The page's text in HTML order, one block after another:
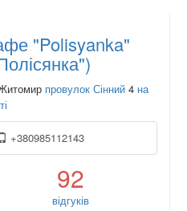
"Polisyanka"
провулок Сінний 4 на
+380985112143
92
відгуків